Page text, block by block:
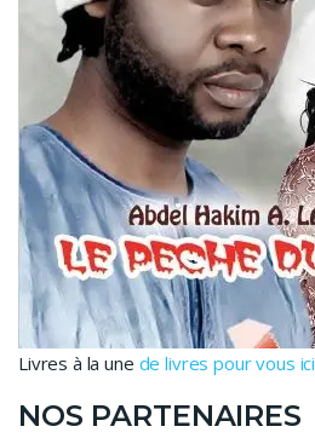
Livres à la une de livres pour vous ici
NOS PARTENAIRES